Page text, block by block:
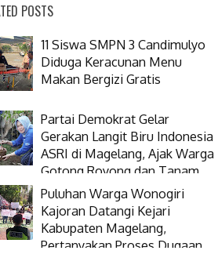
POSTS
11 Siswa SMPN 3 Candimulyo
Diduga Keracunan Menu
Makan Bergizi Gratis
Partai Demokrat Gelar
Gerakan Langit Biru Indonesia
ASRI di Magelang, Ajak Warga
Gotong Royong dan Tanam
Pohon
Puluhan Warga Wonogiri
Kajoran Datangi Kejari
Kabupaten Magelang,
Pertanyakan Proses Dugaan